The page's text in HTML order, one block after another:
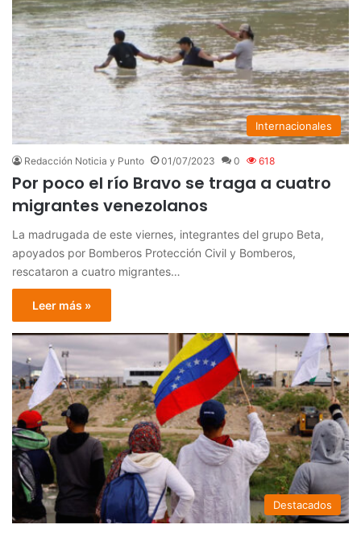
Internacionales
Redacción Noticia y Punto 01/07/2023 0 618
Por poco el río Bravo se traga a cuatro
migrantes venezolanos
La madrugada de este viernes, integrantes del grupo Beta,
apoyados por Bomberos Protección Civil y Bomberos,
rescataron a cuatro migrantes…
Leer más »
Destacados